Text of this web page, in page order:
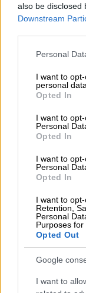
also be disclosed
Downstream
Please note that
not limited to
grant or deny
use your data for
consent section.
Personal
I want to
personal data.
Opted In
I want to
Personal
Opted In
I want to
Personal
Opted In
I want to
Retention,
Personal
Purposes for
Opted Out
Google
I want to
Αθλητισμός|
Σάλος στην
του
τους
Ο Αταμάν